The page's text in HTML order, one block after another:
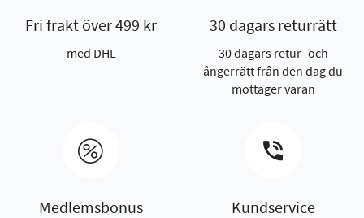
Fri frakt över 499 kr
med DHL
30 dagars returrätt
30 dagars retur- och
ångerrätt från den dag du
mottager varan
Medlemsbonus Kundservice